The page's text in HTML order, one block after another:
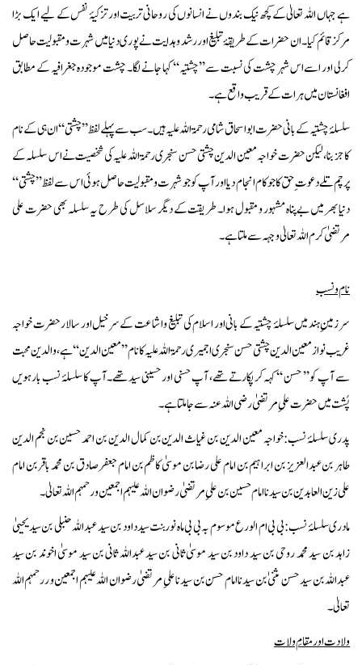
ہے جہاں اللہ تعالیٰ کے کچھ نیک بندوں نے انسانوں کی روحانی تربیت اور تزکیۂ نفس کے لیے ایک بڑا
مرکز قائم کیا۔ ان حضرات کے طریقۂ تبلیغ اور رشد و ہدایت نے پوری دنیا میں شہرت و مقبولیت حاصل
کرلی اور اسے اس شہر چشت کی نسبت سے ’’چشتیہ‘‘ کہا جانے لگا۔ چشت موجودہ جغرافیہ کے مطابق
افغانستان میں ہرات کے قریب واقع ہے۔
سلسلۂ چشتیہ کے بانی حضرت ابو اسحاق شامی رحمۃ اللہ علیہ ہیں۔ سب سے پہلے لفظ ’’چشتی‘‘ ان ہی کے نام
کا جز بنا، لیکن حضرت خواجہ معین الدین چشتی حسن سنجری رحمۃ اللہ علیہ کی شخصیت نے اس سلسلہ کے
پرچم تلے دعوت ِ حق کا جو کام انجام دیا اور آپ کو جو شہرت و مقبولیت حاصل ہوئی اس سے لفظ ’’چشتی‘‘
دنیا بھر میں بے پناہ مشہور و مقبول ہوا۔ طریقت کے دیگر سلاسل کی طرح یہ سلسلہ بھی حضرت علی
مرتضیٰ کرم اللہ تعالیٰ وجہہ سے ملتا ہے۔
نام و نسب
سر زمینِ ہند میں سلسلۂ چشتیہ کے بانی اور اسلام کی تبلیغ و اشاعت کے سر خیل اور سالار حضرت خواجہ
غریب نوازمعین الدین چشتی حسن سنجری اجمیری رحمۃ اللہ علیہ کا نام ’’معین الدین‘‘ ہے، والدین محبت
سے آپ کو’’ حسن ‘‘کہہ کر پکارتے تھے، آپ حسنی اور حسینی سید تھے۔ آپ کا سلسلۂ نسب بارہویں
پُشت میں حضرت علیِ مرتضیٰ رضی اللہ عنہ سے جاملتا ہے۔
پدری سلسلۂ نسب: خواجہ معین الدین بن غیاث الدین بن کمال الدین بن احمد حسین بن نجم الدین
طاہر بن عبدالعزیز بن ابراہیم بن امام علی رضا بن موسیٰ کاظم بن امام جعفر صادق بن محمد باقر بن امام
علی زین العابدین بن سیدناامام حسین بن علیِ مرتضیٰ رضوان اللہ علیہم اجمعین و رحمہم اللہ تعالیٰ۔
مادری سلسلۂ نسب: بی بی ام الورع موسوم بہ بی بی ماہ نور بنت سید داود بن سید عبداللہ حنبلی بن سید یحییٰ
زاہد بن سید محمد روحی بن سید داود بن سید موسیٰ ثانی بن سید عبداللہ ثانی بن سید موسیٰ اخوند بن سید
عبداللہ بن سید حسن مثنیٰ بن سیدنا امام حسن بن سیدنا علیِ مرتضیٰ رضوان اللہ علیہم اجمعین و ررحمہم اللہ
تعالیٰ۔
ولادت اور مقامِ ولات